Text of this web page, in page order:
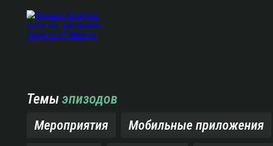
Темыэпизодов
Мероприятия Мобильные приложения